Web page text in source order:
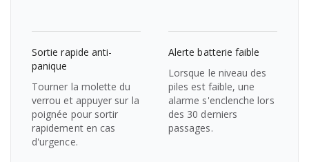
Sortie rapide anti-
panique
Tourner la molette du
verrou et appuyer sur la
poignée pour sortir
rapidement en cas
d'urgence.
Alerte batterie faible
Lorsque le niveau des
piles est faible, une
alarme s'enclenche lors
des 30 derniers
passages.